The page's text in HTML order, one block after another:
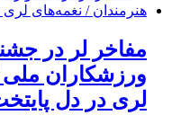
مفاخر لر در
ورزشکاران ملی
لری در دل